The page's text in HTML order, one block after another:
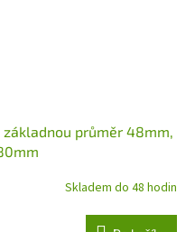
průměr 48mm,
Skladem do 48 hodin